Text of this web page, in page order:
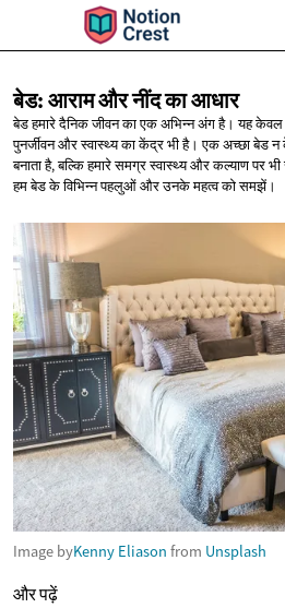
बेड: आराम और नींदका आधार
बेड हमारे दैनिक जीवन का एक अभिन्न अंग है। यह केवल
पुनर्जीवन और स्वास्थ्य का केंद्र भी है। एक अच्छा बेड न
बनाता है, बल्कि हमारे समग्र स्वास्थ्य और कल्याण पर
हम बेड के विभिन्न पहलुओं और उनके महत्व को समझें।
Image byKenny Eliason from Unsplash
और पढ़ें